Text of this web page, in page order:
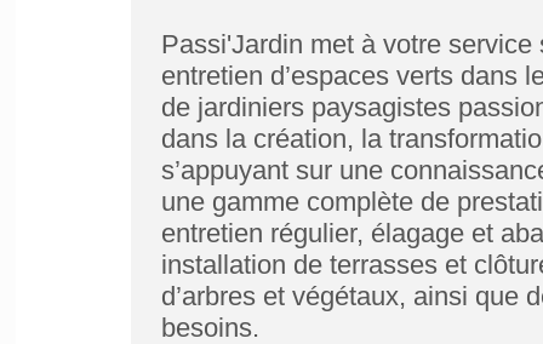
Passi'Jardin met à votre
entretien d’espaces verts dans
de jardiniers paysagistes
dans la création, la
s’appuyant sur une
une gamme complète de
entretien régulier, élagage et
installation de terrasses et
d’arbres et végétaux, ainsi que
besoins.